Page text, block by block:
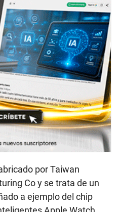
por Taiwan
Co y se trata de un
a ejemplo del chip